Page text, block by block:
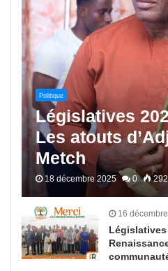
Politique
Législatives
Les atouts
Metch
18 décembre 2025 0 292
16